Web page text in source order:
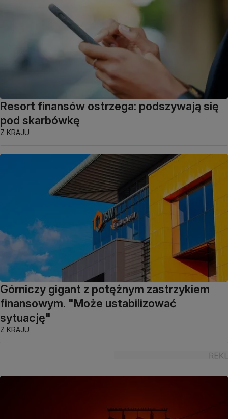
Resort finansów ostrzega: podszywają się
pod skarbówkę
Z KRAJU
Górniczy gigant z potężnym zastrzykiem
finansowym. "Może ustabilizować
sytuację"
Z KRAJU